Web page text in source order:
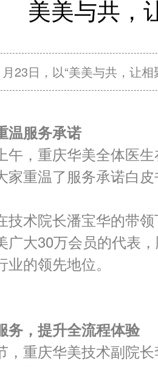
美美与共，
月23日，以“美美与共，让
温服务承诺
午，重庆华美全体医
家重温了服务承诺白皮
技术院长潘宝华的带
广大30万会员的代表
的领先地位。
务，提升全流程体验
，重庆华美技术副院